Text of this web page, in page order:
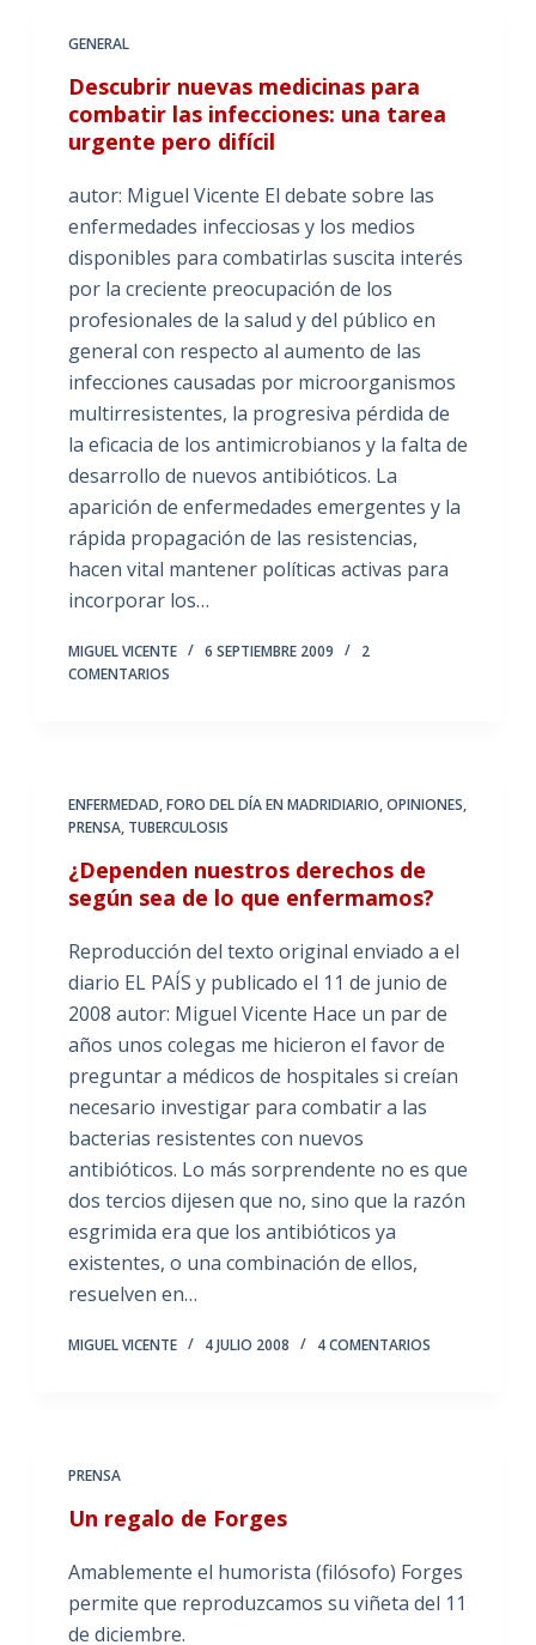
GENERAL
Descubrir nuevas medicinas para
combatir las infecciones: una tarea
urgente pero difícil
autor: Miguel Vicente El debate sobre las
enfermedades infecciosas y los medios
disponibles para combatirlas suscita interés
por la creciente preocupación de los
profesionales de la salud y del público en
general con respecto al aumento de las
infecciones causadas por microorganismos
multirresistentes, la progresiva pérdida de
la eficacia de los antimicrobianos y la falta de
desarrollo de nuevos antibióticos. La
aparición de enfermedades emergentes y la
rápida propagación de las resistencias,
hacen vital mantener políticas activas para
incorporar los…
MIGUEL VICENTE 6 SEPTIEMBRE 2009
2
COMENTARIOS
ENFERMEDAD,FORO DEL DÍA EN MADRIDIARIO,OPINIONES,
PRENSA, TUBERCULOSIS
¿Dependen nuestros derechos de
según sea de lo que enfermamos?
Reproducción del texto original enviado a el
diario EL PAÍS y publicado el 11 de junio de
2008 autor: Miguel Vicente Hace un par de
años unos colegas me hicieron el favor de
preguntar a médicos de hospitales si creían
necesario investigar para combatir a las
bacterias resistentes con nuevos
antibióticos. Lo más sorprendente no es que
dos tercios dijesen que no, sino que la razón
esgrimida era que los antibióticos ya
existentes, o una combinación de ellos,
resuelven en…
MIGUEL VICENTE 4 JULIO 2008 4 COMENTARIOS
PRENSA
Un regalo de Forges
Amablemente el humorista (filósofo) Forges
permite que reproduzcamos su viñeta del 11
de diciembre.